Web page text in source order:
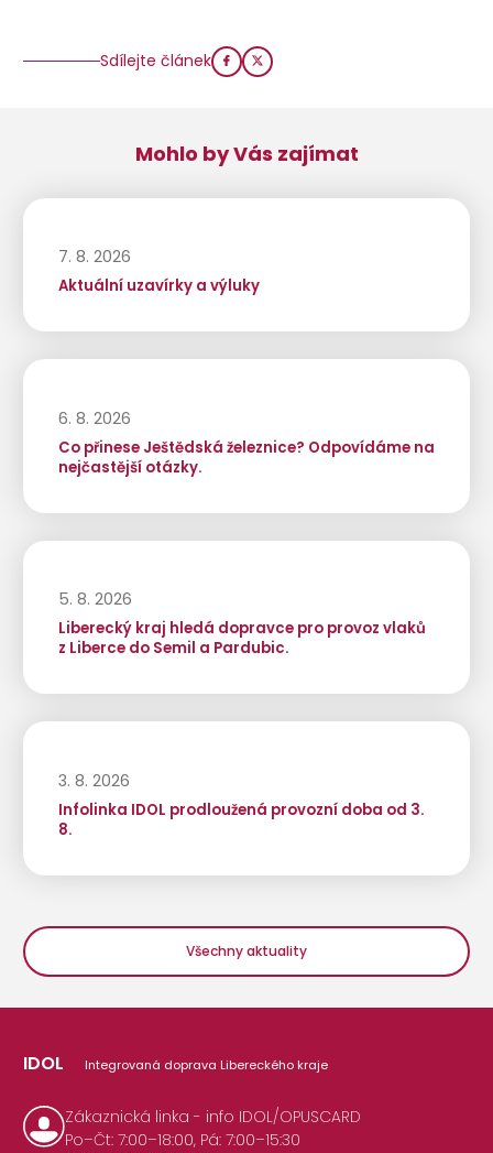
Sdílejte článek
Mohlo by Vás zajímat
7. 8. 2026
Aktuální uzavírky a výluky
6. 8. 2026
Co přinese Ještědská železnice? Odpovídáme na
nejčastější otázky.
5. 8. 2026
Liberecký kraj hledá dopravce pro provoz vlaků
z Liberce do Semil a Pardubic.
3. 8. 2026
Infolinka IDOL prodloužená provozní doba od 3.
8.
Všechny aktuality
IDOL Integrovaná doprava Libereckého kraje
Zákaznická linka - info IDOL/OPUSCARD
Po–Čt: 7:00–18:00, Pá: 7:00–15:30